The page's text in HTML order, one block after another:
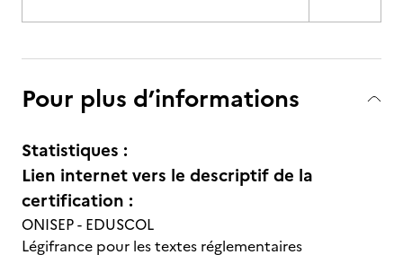
Pour plus d’informations
Statistiques :
Lien internet vers le descriptif de la
certification :
ONISEP - EDUSCOL
Légifrance pour les textes réglementaires